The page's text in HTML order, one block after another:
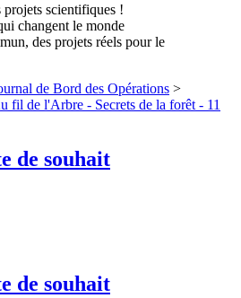
scientifiques !
changent le monde
des projets réels pour le
de Bord des Opérations >
fil de l'Arbre - Secrets de la forêt - 11
de souhait
de souhait